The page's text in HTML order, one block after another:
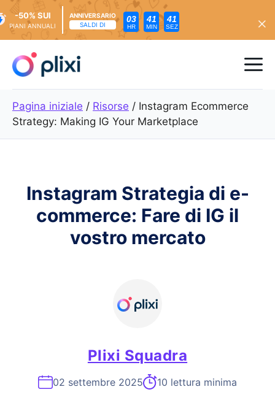
contenuto
-50% SUI
PIANI ANNUALI
ANNIVERSARIO
SALDI DI
03
HR
41
MIN
40
SEZ
Pagina iniziale / Risorse / Instagram Ecommerce
Strategy: Making IG Your Marketplace
Instagram Strategia di e-
commerce: Fare di IG il
vostro mercato
Plixi Squadra
02 settembre 2025 10 lettura minima